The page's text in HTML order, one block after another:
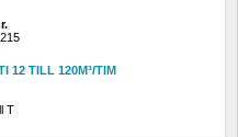
12 TILL 120M³/TIM
T